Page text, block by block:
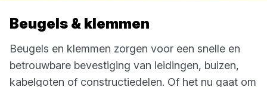
Beugels & klemmen
Beugels en klemmen zorgen voor een snelle en
betrouwbare bevestiging van leidingen, buizen,
kabelgoten of constructiedelen. Of het nu gaat om